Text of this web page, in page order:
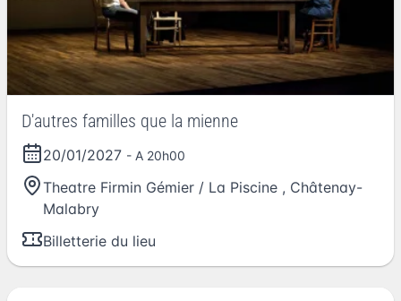
D'autres familles que la mienne
20/01/2027 - A 20h00
Theatre Firmin Gémier / La Piscine , Châtenay-
Malabry
Billetterie du lieu